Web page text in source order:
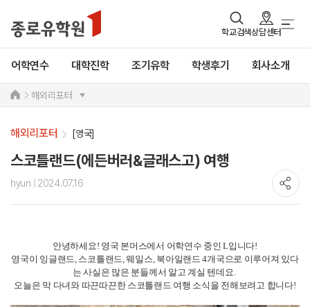
학교검색상담센터
어학연수 대학진학 조기유학 학생후기 회사소개
해외리포터
해외리포터 [영국]
스코틀랜드(에든버러&글래스고) 여행
hyun | 2024.07.16
안녕하세요! 영국 본머스에서 어학연수 중인 L입니다!
영국이 잉글랜드, 스코틀랜드, 웨일스, 북아일랜드 4개국으로 이루어져 있다
는 사실은 많은 분들께서 알고 계실 텐데요.
오늘은 막 다녀와 따끈따끈한 스코틀랜드 여행 소식을 전해보려고 합니다!